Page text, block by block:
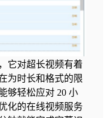
它对超长视频有着
为时长和格式的限
够轻松应对 20 小
化的在线视频服务